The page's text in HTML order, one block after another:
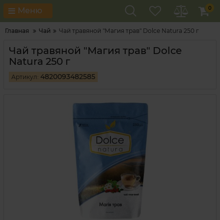
Меню 0
Главная Чай Чай травяной "Магия трав" Dolce Natura 250 г
Чай травяной "Магия трав" Dolce
Natura 250 г
Артикул: 4820093482585